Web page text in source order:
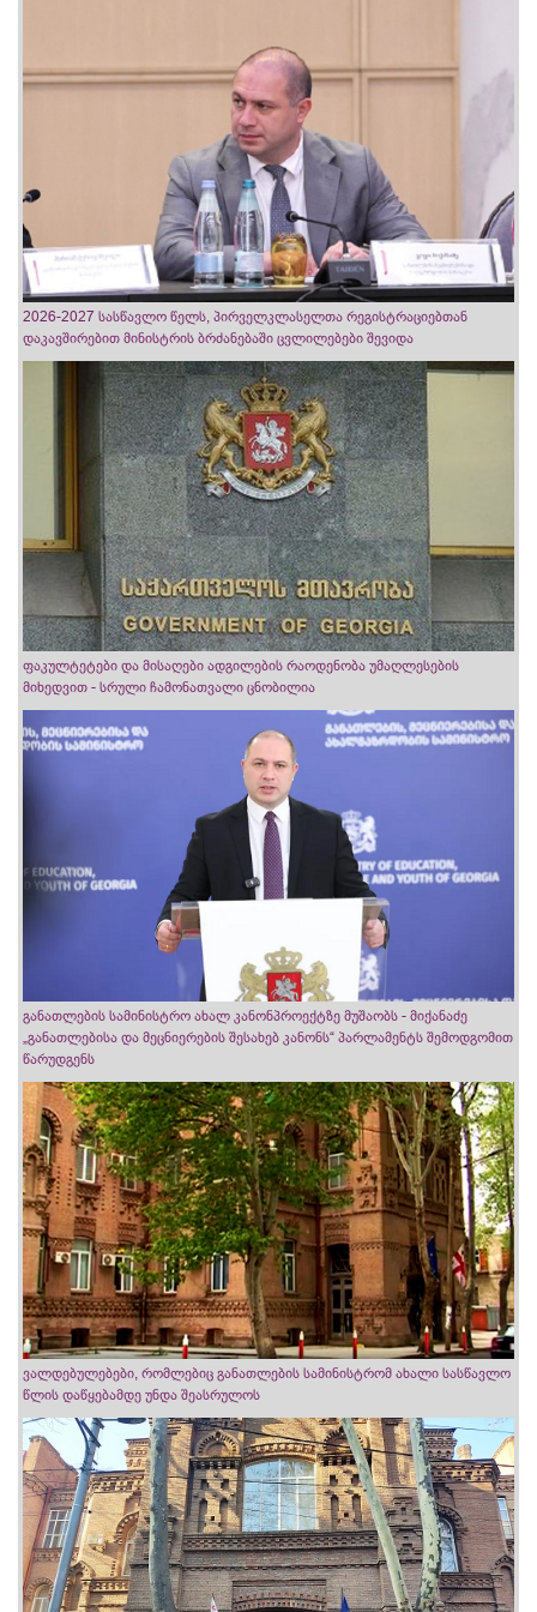
2026-2027 სასწავლო წელს, პირველკლასელთა რეგისტრაციებთან
დაკავშირებით მინისტრის ბრძანებაში ცვლილებები შევიდა
ფაკულტეტები და მისაღები ადგილების რაოდენობა უმაღლესების
მიხედვით - სრული ჩამონათვალი ცნობილია
განათლების სამინისტრო ახალ კანონპროექტზე მუშაობს - მიქანაძე
„განათლებისა და მეცნიერების შესახებ კანონს“ პარლამენტს შემოდგომით
წარუდგენს
ვალდებულებები, რომლებიც განათლების სამინისტრომ ახალი სასწავლო
წლის დაწყებამდე უნდა შეასრულოს